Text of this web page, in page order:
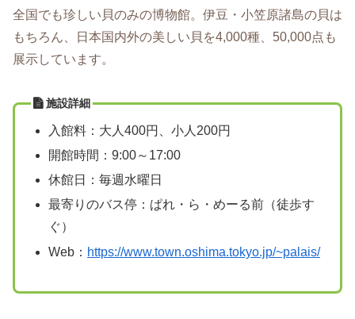
全国でも珍しい貝のみの博物館。伊豆・小笠原諸島の貝は
もちろん、日本国内外の美しい貝を4,000種、50,000点も
展示しています。
施設詳細
入館料：大人400円、小人200円
開館時間：9:00～17:00
休館日：毎週水曜日
最寄りのバス停：ぱれ・ら・めーる前（徒歩す
ぐ）
Web： https://www.town.oshima.tokyo.jp/~palais/